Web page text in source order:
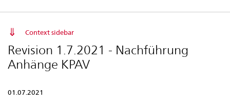
Context sidebar
Revision 1.7.2021 - Nachführung
Anhänge KPAV
01.07.2021